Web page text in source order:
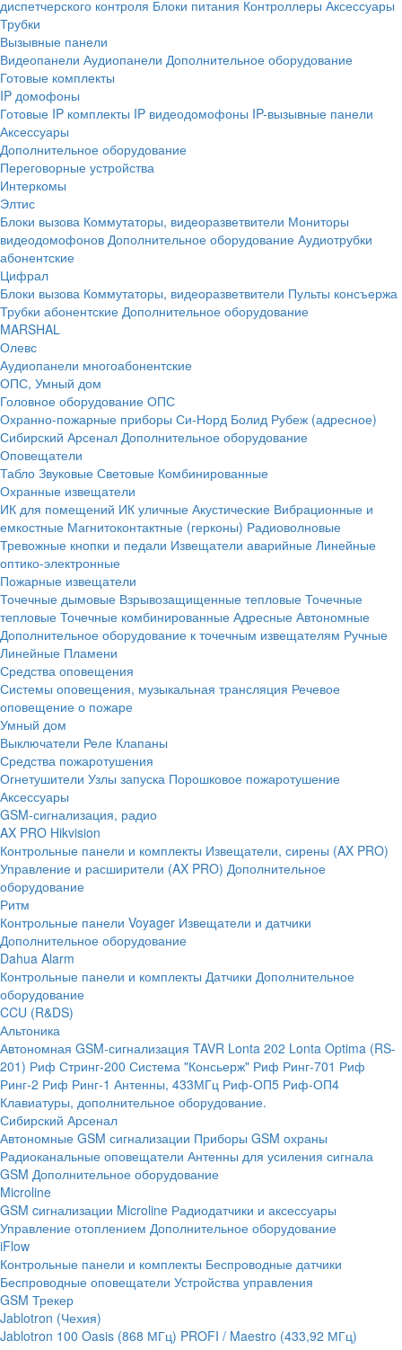
диспетчерского контроля Блоки питания Контроллеры Аксессуары
Трубки
Вызывные панели
Видеопанели Аудиопанели Дополнительное оборудование
Готовые комплекты
IP домофоны
Готовые IP комплекты IP видеодомофоны IP-вызывные панели
Аксессуары
Дополнительное оборудование
Переговорные устройства
Интеркомы
Элтис
Блоки вызова Коммутаторы, видеоразветвители Мониторы
видеодомофонов Дополнительное оборудование Аудиотрубки
абонентские
Цифрал
Блоки вызова Коммутаторы, видеоразветвители Пульты консъержа
Трубки абонентские Дополнительное оборудование
MARSHAL
Олевс
Аудиопанели многоабонентские
ОПС, Умный дом
Головное оборудование ОПС
Охранно-пожарные приборы Си-Норд Болид Рубеж (адресное)
Сибирский Арсенал Дополнительное оборудование
Оповещатели
Табло Звуковые Световые Комбинированные
Охранные извещатели
ИК для помещений ИК уличные Акустические Вибрационные и
емкостные Магнитоконтактные (герконы) Радиоволновые
Тревожные кнопки и педали Извещатели аварийные Линейные
оптико-электронные
Пожарные извещатели
Точечные дымовые Взрывозащищенные тепловые Точечные
тепловые Точечные комбинированные Адресные Автономные
Дополнительное оборудование к точечным извещателям Ручные
Линейные Пламени
Средства оповещения
Системы оповещения, музыкальная трансляция Речевое
оповещение о пожаре
Умный дом
Выключатели Реле Клапаны
Средства пожаротушения
Огнетушители Узлы запуска Порошковое пожаротушение
Аксессуары
GSM-сигнализация, радио
AX PRO Hikvision
Контрольные панели и комплекты Извещатели, сирены (AX PRO)
Управление и расширители (AX PRO) Дополнительное
оборудование
Ритм
Контрольные панели Voyager Извещатели и датчики
Дополнительное оборудование
Dahua Alarm
Контрольные панели и комплекты Датчики Дополнительное
оборудование
CCU (R&DS)
Альтоника
Автономная GSM-сигнализация TAVR Lonta 202 Lonta Optima (RS-
201) Риф Стринг-200 Система "Консьерж" Риф Ринг-701 Риф
Ринг-2 Риф Ринг-1 Антенны, 433МГц Риф-ОП5 Риф-ОП4
Клавиатуры, дополнительное оборудование.
Сибирский Арсенал
Автономные GSM сигнализации Приборы GSM охраны
Радиоканальные оповещатели Антенны для усиления сигнала
GSM Дополнительное оборудование
Microline
GSM cигнализации Microline Радиодатчики и аксессуары
Управление отоплением Дополнительное оборудование
iFlow
Контрольные панели и комплекты Беспроводные датчики
Беспроводные оповещатели Устройства управления
GSM Трекер
Jablotron (Чехия)
Jablotron 100 Oasis (868 МГц) PROFI / Maestro (433,92 МГц)